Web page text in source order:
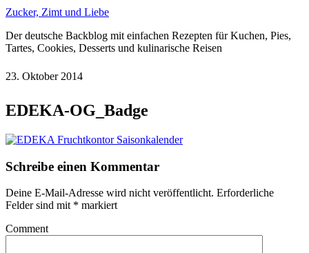
Zucker, Zimt und Liebe
Der deutsche Backblog mit einfachen Rezepten für Kuchen, Pies,
Tartes, Cookies, Desserts und kulinarische Reisen
23. Oktober 2014
EDEKA-OG_Badge
Schreibe einen Kommentar
Deine E-Mail-Adresse wird nicht veröffentlicht. Erforderliche
Felder sind mit * markiert
Comment